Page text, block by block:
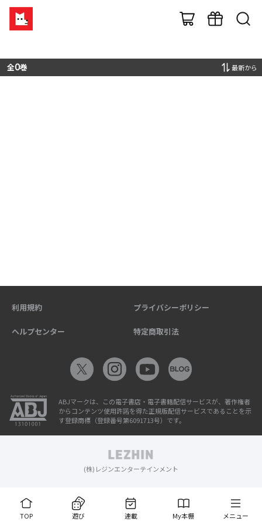
全0巻 最新から
TOP 遊び 連載 My本棚 メニュー
利用規約 プライバシーポリシー
ヘルプセンター 特定商取引法
ABJマークは、この電子書店・電子書籍配信サービスが、著作権者
からコンテンツ使用許諾を得た正規版配信サービスであることを示
す登録商標（登録番号第6091713号）です。
(株)レジンエンターテインメント